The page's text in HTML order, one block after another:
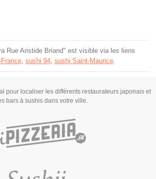
Rue Aristide Briand" est visible via les liens
sushi 94 sushi Saint-Maurice
pour localiser les différents restaurateurs japonais et
bars à sushis dans votre ville.